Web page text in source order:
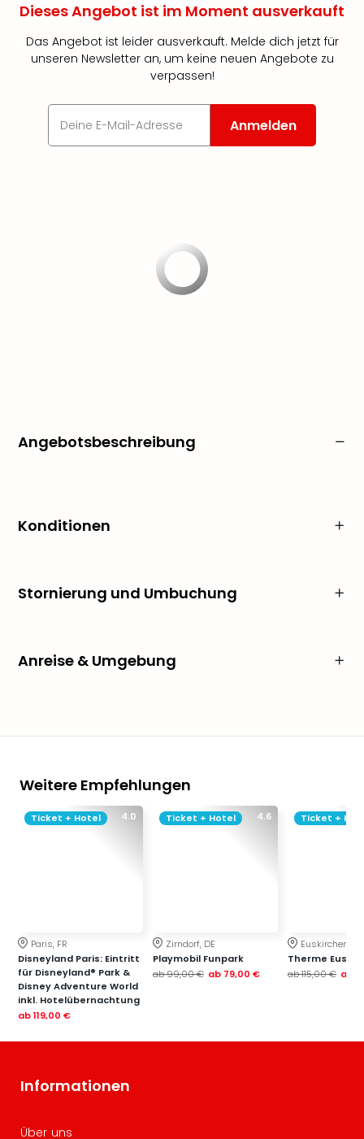
Dieses Angebot ist im Moment ausverkauft
Das Angebot ist leider ausverkauft. Melde dich jetzt für
unseren Newsletter an, um keine neuen Angebote zu
verpassen!
Anmelden
Angebotsbeschreibung
Konditionen
Stornierung und Umbuchung
Anreise & Umgebung
Weitere Empfehlungen
4.0
Ticket + Hotel
Paris, FR
Disneyland Paris: Eintritt
für Disneyland® Park &
Disney Adventure World
inkl. Hotelübernachtung
ab119,00 €
4.6
Ticket + Hotel
Zirndorf, DE
Playmobil Funpark
ab99,00 € ab 79,00 €
Ticket +
Euskirchen, DE
Therme
ab115,00 € ab
Informationen
Über uns